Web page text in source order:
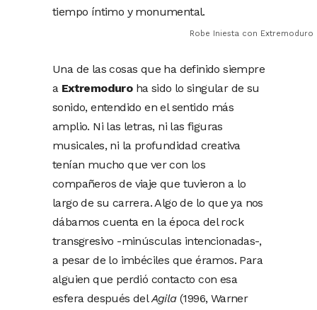
tiempo íntimo y monumental.
Robe Iniesta con
Una de las cosas que ha definido siempre
a Extremoduroha sido lo singular de su
sonido, entendido en el sentido más
amplio. Ni las letras, ni las figuras
musicales, ni la profundidad creativa
tenían mucho que ver con los
compañeros de viaje que tuvieron a lo
largo de su carrera. Algo de lo que ya nos
dábamos cuenta en la época del rock
transgresivo -minúsculas intencionadas-,
a pesar de lo imbéciles que éramos. Para
alguien que perdió contacto con esa
esfera después delAgila(1996, Warner